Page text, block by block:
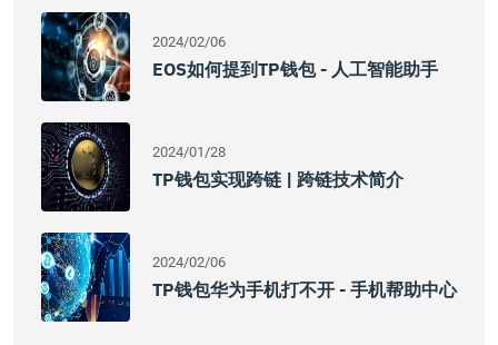
2024/02/06
EOS如何提到TP钱包 - 人工智能助手
2024/01/28
TP钱包实现跨链 | 跨链技术简介
2024/02/06
TP钱包华为手机打不开 - 手机帮助中心